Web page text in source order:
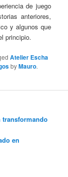
de juego
anteriores,
y algunos que
principio.
Atelier Escha
byMauro.
transformando
en